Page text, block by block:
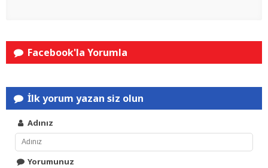
Facebook'la Yorumla
İlk yorum yazan siz olun
Adınız
Yorumunuz